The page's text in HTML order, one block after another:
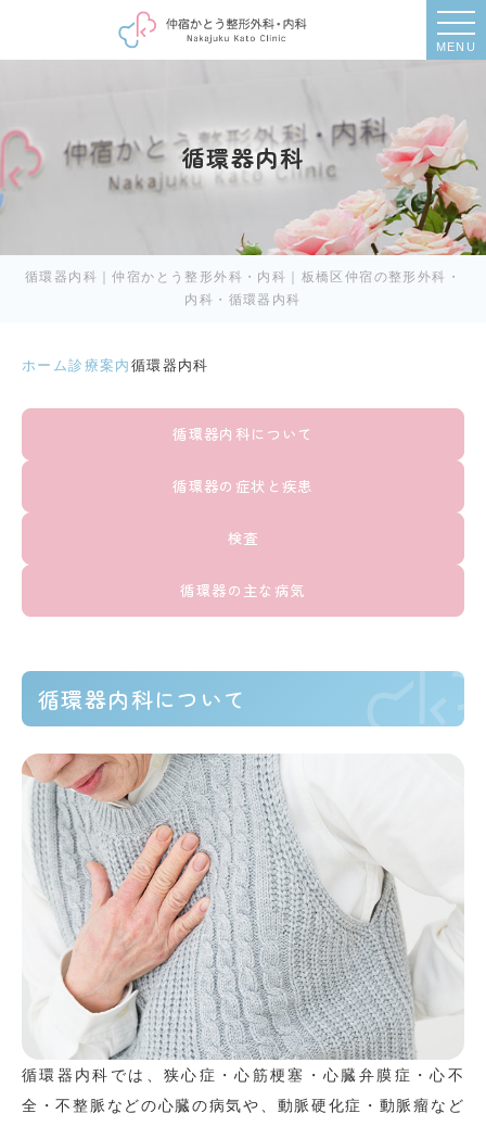
MENU
循環器内科
循環器内科｜仲宿かとう整形外科・内科｜板橋区仲宿の整形外科・
内科・循環器内科
ホーム診療案内 循環器内科
循環器内科について
循環器の症状と疾患
検査
循環器の主な病気
循環器内科について
循環器内科では、狭心症・心筋梗塞・心臓弁膜症・心不
全・不整脈などの心臓の病気や、動脈硬化症・動脈瘤など